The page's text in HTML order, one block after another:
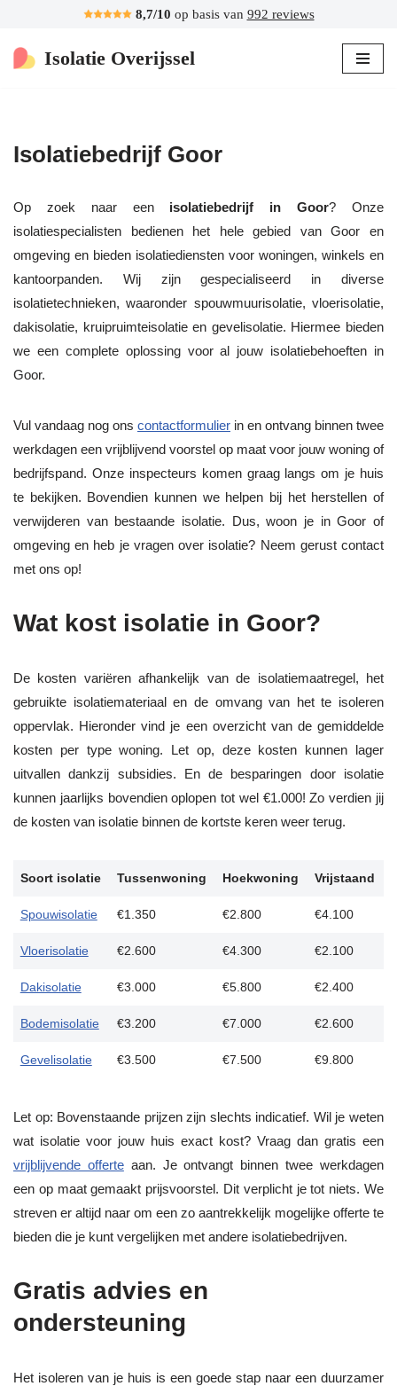
Ga
naar
8,7/10 op basis van 992 reviews
Isolatie Overijssel
Isolatiebedrijf Goor
Op zoek naar een isolatiebedrijf in Goor? Onze
isolatiespecialisten bedienen het hele gebied van Goor en
omgeving en bieden isolatiediensten voor woningen, winkels en
kantoorpanden. Wij zijn gespecialiseerd in diverse
isolatietechnieken, waaronder spouwmuurisolatie, vloerisolatie,
dakisolatie, kruipruimteisolatie en gevelisolatie. Hiermee bieden
we een complete oplossing voor al jouw isolatiebehoeften in
Goor.
Vul vandaag nog ons contactformulier in en ontvang binnen twee
werkdagen een vrijblijvend voorstel op maat voor jouw woning of
bedrijfspand. Onze inspecteurs komen graag langs om je huis
te bekijken. Bovendien kunnen we helpen bij het herstellen of
verwijderen van bestaande isolatie. Dus, woon je in Goor of
omgeving en heb je vragen over isolatie? Neem gerust contact
met ons op!
Wat kost isolatie in Goor?
De kosten variëren afhankelijk van de isolatiemaatregel, het
gebruikte isolatiemateriaal en de omvang van het te isoleren
oppervlak. Hieronder vind je een overzicht van de gemiddelde
kosten per type woning. Let op, deze kosten kunnen lager
uitvallen dankzij subsidies. En de besparingen door isolatie
kunnen jaarlijks bovendien oplopen tot wel €1.000! Zo verdien jij
de kosten van isolatie binnen de kortste keren weer terug.
Soort isolatie Tussenwoning Hoekwoning Vrijstaand
Spouwisolatie €1.350 €2.800 €4.100
Vloerisolatie €2.600 €4.300 €2.100
Dakisolatie €3.000 €5.800 €2.400
Bodemisolatie €3.200 €7.000 €2.600
Gevelisolatie €3.500 €7.500 €9.800
Let op: Bovenstaande prijzen zijn slechts indicatief. Wil je weten
wat isolatie voor jouw huis exact kost? Vraag dan gratis een
vrijblijvende offerteaan. Je ontvangt binnen twee werkdagen
een op maat gemaakt prijsvoorstel. Dit verplicht je tot niets. We
streven er altijd naar om een zo aantrekkelijk mogelijke offerte te
bieden die je kunt vergelijken met andere isolatiebedrijven.
Gratis advies en
ondersteuning
Het isoleren van je huis is een goede stap naar een duurzamer